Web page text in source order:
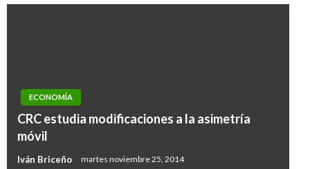
ECONOMÍA
CRC estudia modificaciones a la asimetría
móvil
Iván Briceño martes noviembre 25, 2014
NOTICIA EXTRAORDINARIA
Presidente Duque solicita a Supersalud aplicar
sanciones fuertes contra abusadores del